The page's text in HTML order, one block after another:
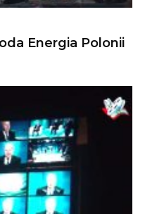
Energia Polonii